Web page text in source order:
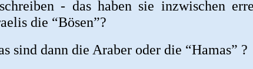
- das haben sie inzwischen
die “Bösen”?
sind dann die Araber oder die “Hamas” ?